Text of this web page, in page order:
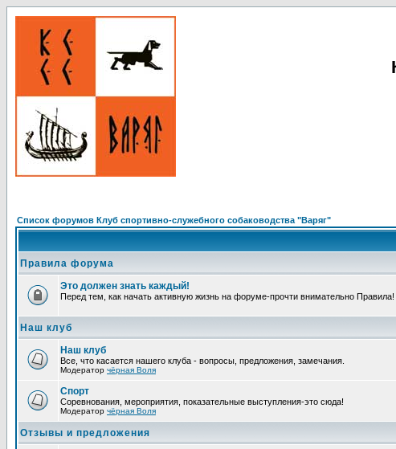
Список форумов Клуб спортивно-служебного собаководства "Варяг"
Правила форума
Это должен знать каждый!
Перед тем, как начать активную жизнь на форуме-прочти внимательно
Наш клуб
Наш клуб
Все, что касается нашего клуба - вопросы, предложения, замечания.
Модератор чёрная Воля
Спорт
Соревнования, мероприятия, показательные выступления-это сюда!
Модератор чёрная Воля
Отзывы и предложения